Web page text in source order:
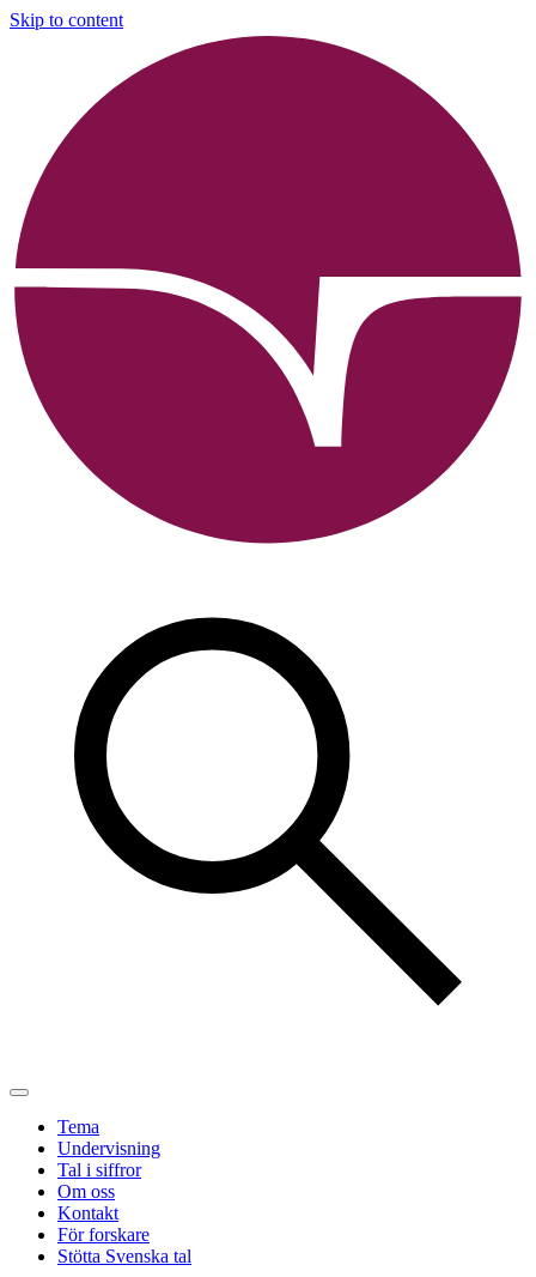
Skip to content
Tema
Undervisning
Tal i siffror
Om oss
Kontakt
För forskare
Stötta Svenska tal